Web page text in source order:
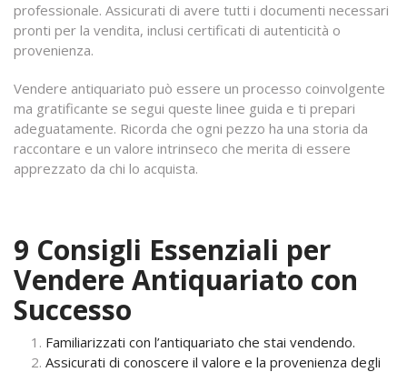
professionale. Assicurati di avere tutti i documenti necessari
pronti per la vendita, inclusi certificati di autenticità o
provenienza.
Vendere antiquariato può essere un processo coinvolgente
ma gratificante se segui queste linee guida e ti prepari
adeguatamente. Ricorda che ogni pezzo ha una storia da
raccontare e un valore intrinseco che merita di essere
apprezzato da chi lo acquista.
9 Consigli Essenziali per
Vendere Antiquariato con
Successo
Familiarizzati con l’antiquariato che stai vendendo.
Assicurati di conoscere il valore e la provenienza degli